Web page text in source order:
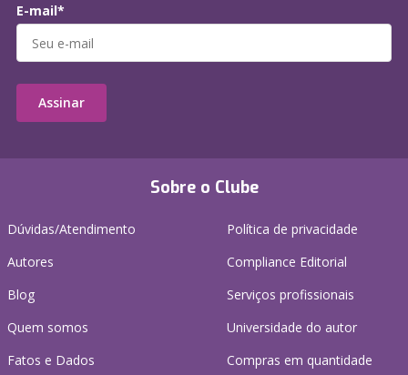
Sobre o Clube
Dúvidas/Atendimento
Autores
Blog
Quem somos
Fatos e Dados
Política de privacidade
Compliance Editorial
Serviços profissionais
Universidade do autor
Compras em quantidade
E-mail*
Assinar